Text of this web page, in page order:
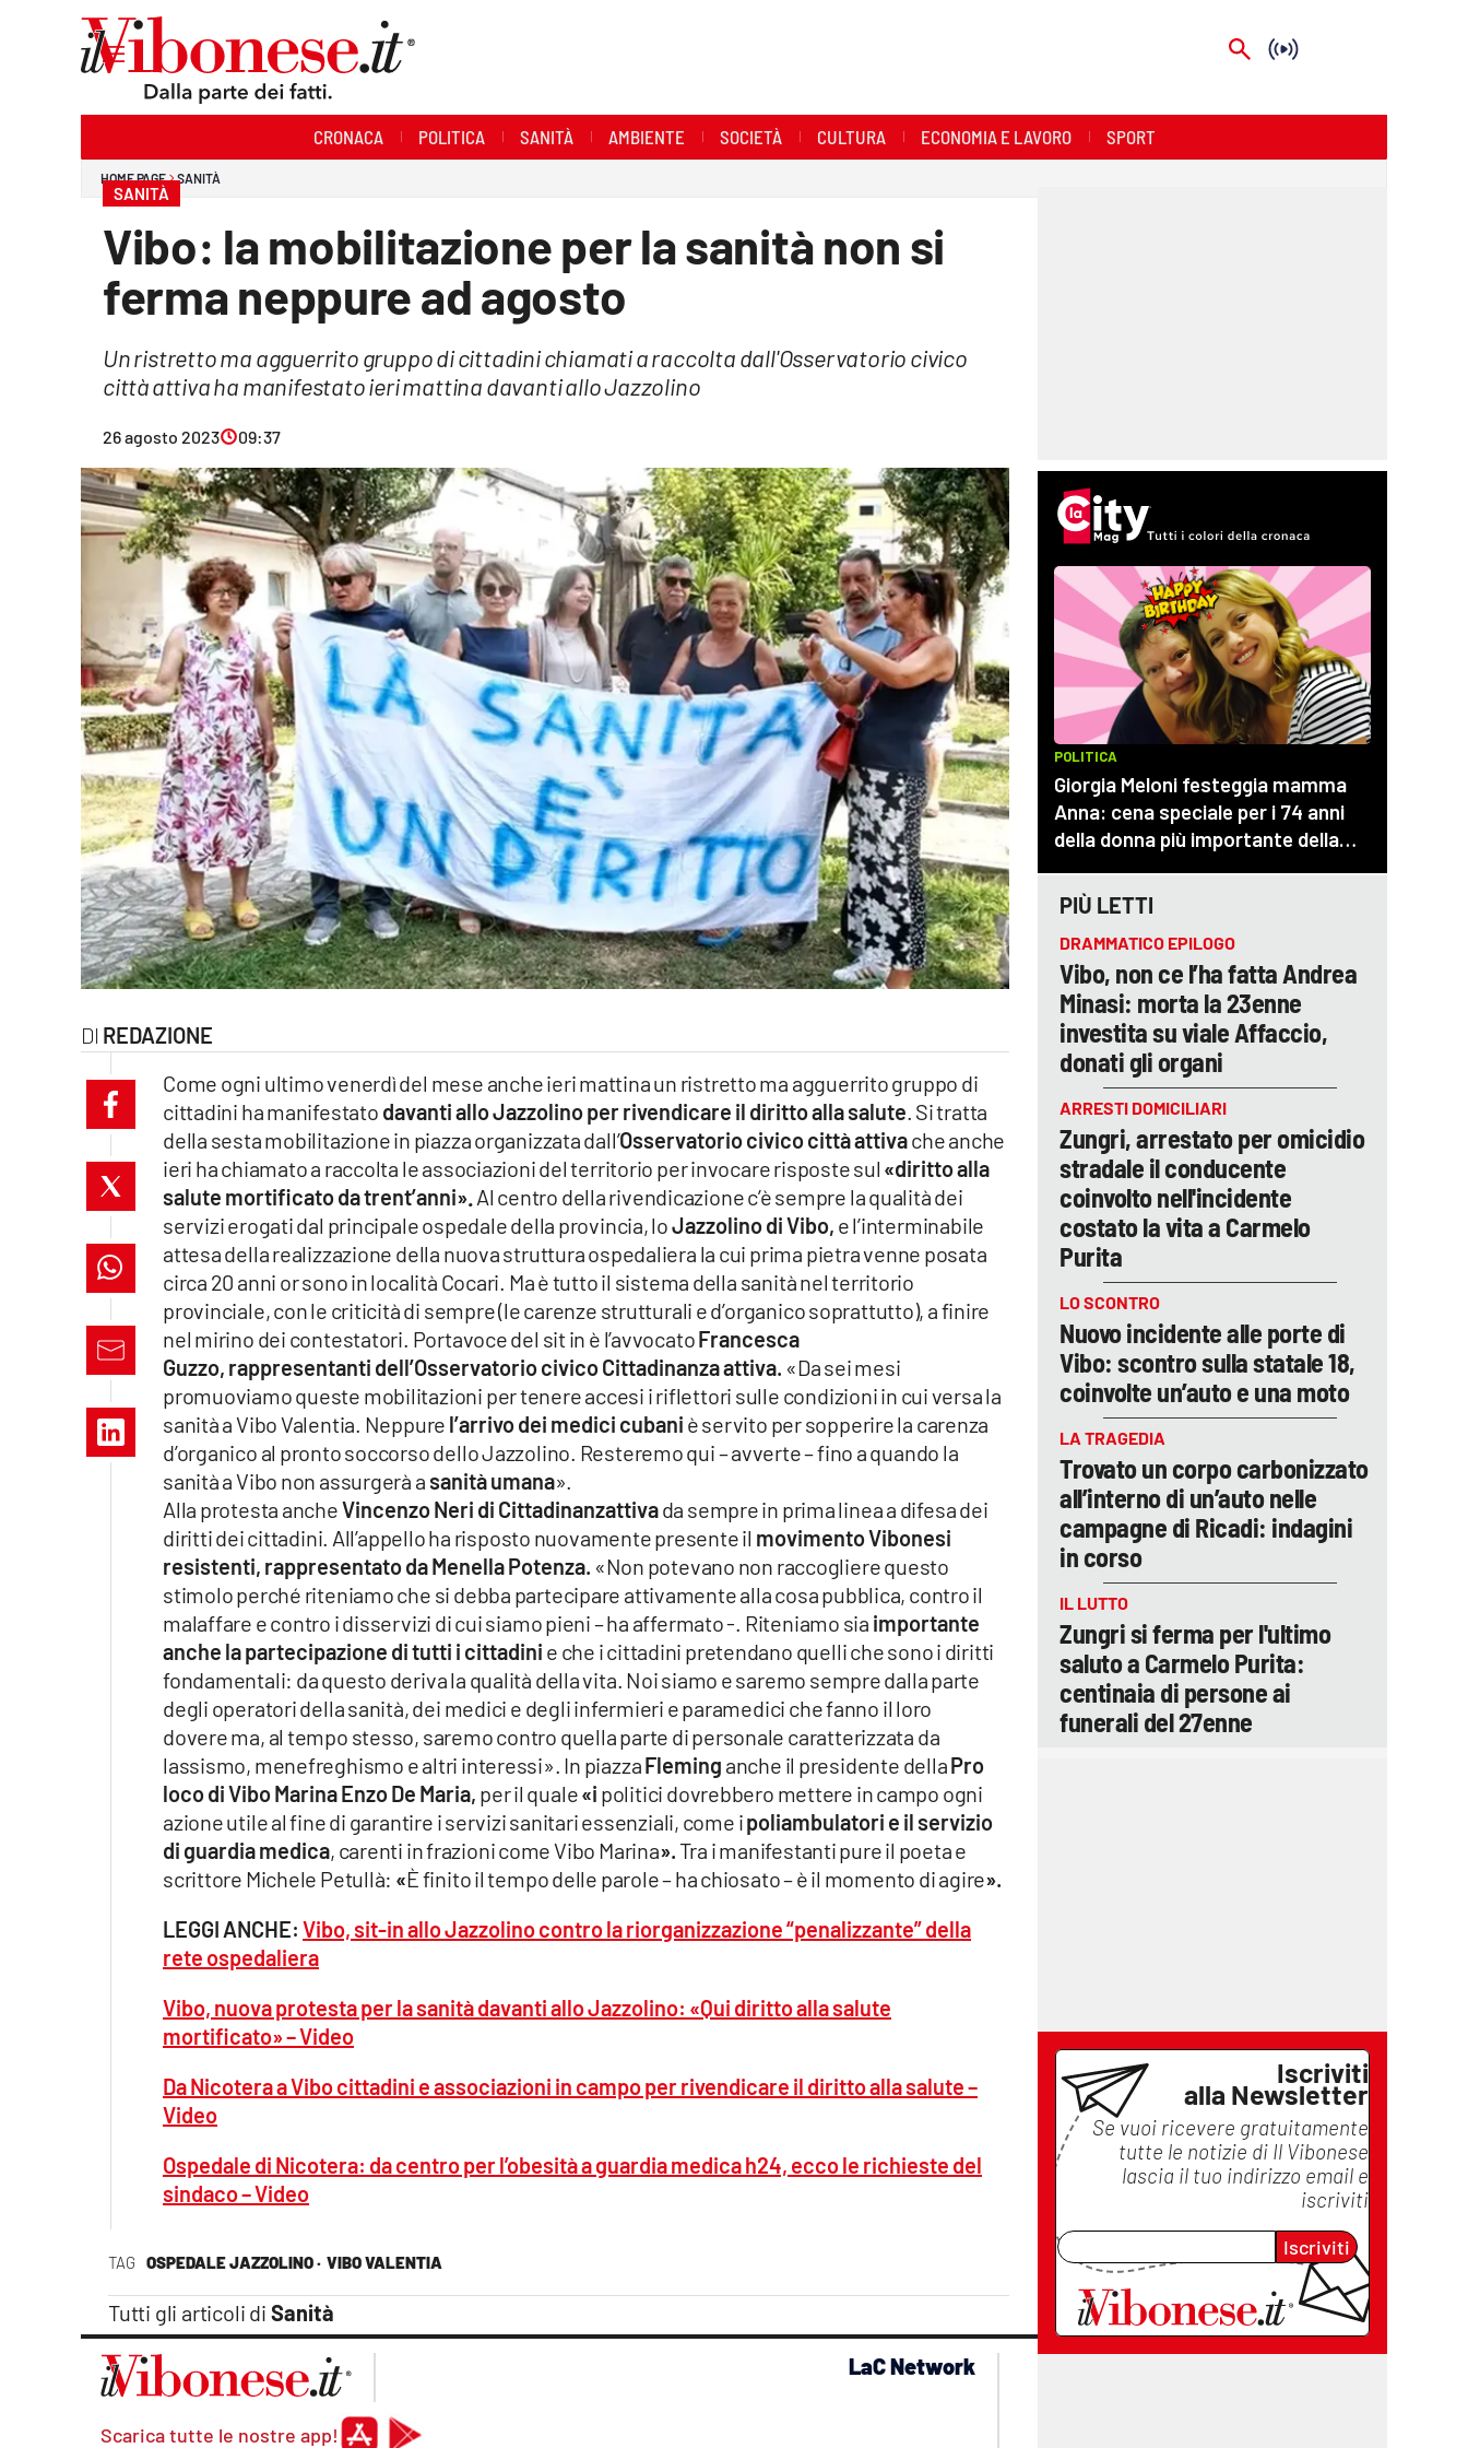
Streaming
Lac Network
lacitymag.it
cosenzachannel.it
ilvibonese.it
catanzarochannel.it
lacapitalenews.it
Vai
CRONACA POLITICA SANITÀ AMBIENTE SOCIETÀ CULTURA ECONOMIA E LAVORO SPORT
HOME PAGE SANITÀ
SANITÀ
Vibo: la mobilitazione per la sanità non si
ferma neppure ad agosto
Un ristretto ma agguerrito gruppo di cittadini chiamati a raccolta dall'Osservatorio civico
città attiva ha manifestato ieri mattina davanti allo Jazzolino
26 agosto 2023 09:37
REDAZIONE
TAG OSPEDALE JAZZOLINO · VIBO VALENTIA
Tutti gli articoli di Sanità
Come ogni ultimo venerdì del mese anche ieri mattina un ristretto ma agguerrito gruppo di
cittadini ha manifestato davanti allo Jazzolino per rivendicare il diritto alla salute. Si tratta
della sesta mobilitazione in piazza organizzata dall’Osservatorio civico città attivache anche
ieri ha chiamato a raccolta le associazioni del territorio per invocare risposte sul «diritto alla
salute mortificato da trent’anni».Al centro della rivendicazione c’è sempre la qualità dei
servizi erogati dal principale ospedale della provincia, loJazzolino di Vibo, e l’interminabile
attesa della realizzazione della nuova struttura ospedaliera la cui prima pietra venne posata
circa 20 anni or sono in località Cocari. Ma è tutto il sistema della sanità nel territorio
provinciale, con le criticità di sempre (le carenze strutturali e d’organico soprattutto), a finire
nel mirino dei contestatori. Portavoce del sit in è l’avvocatoFrancesca
Guzzo, rappresentanti dell’Osservatorio civico Cittadinanza attiva. «Da sei mesi
promuoviamo queste mobilitazioni per tenere accesi i riflettori sulle condizioni in cui versa la
sanità a Vibo Valentia. Neppure l’arrivo dei medici cubani è servito per sopperire la carenza
d’organico al pronto soccorso dello Jazzolino. Resteremo qui – avverte – fino a quando la
sanità a Vibo non assurgerà a sanità umana».
Alla protesta ancheVincenzo Neri di Cittadinanzattivada sempre in prima linea a difesa dei
diritti dei cittadini. All’appello ha risposto nuovamente presente il movimento Vibonesi
resistenti, rappresentato da Menella Potenza. «Non potevano non raccogliere questo
stimolo perché riteniamo che si debba partecipare attivamente alla cosa pubblica, contro il
malaffare e contro i disservizi di cui siamo pieni – ha affermato -. Riteniamo sia importante
anche la partecipazione di tutti i cittadini e che i cittadini pretendano quelli che sono i diritti
fondamentali: da questo deriva la qualità della vita. Noi siamo e saremo sempre dalla parte
degli operatori della sanità, dei medici e degli infermieri e paramedici che fanno il loro
dovere ma, al tempo stesso, saremo contro quella parte di personale caratterizzata da
lassismo, menefreghismo e altri interessi». In piazzaFleming anche il presidente dellaPro
loco di Vibo Marina Enzo De Maria, per il quale«i politici dovrebbero mettere in campo ogni
azione utile al fine di garantire i servizi sanitari essenziali, come ipoliambulatori e il servizio
di guardia medica, carenti in frazioni come Vibo Marina».Tra i manifestanti pure il poeta e
scrittore Michele Petullà: «È finito il tempo delle parole – ha chiosato – è il momento di agire».
LEGGI ANCHE: Vibo, sit-in allo Jazzolino contro la riorganizzazione “penalizzante” della
rete ospedaliera
Vibo, nuova protesta per la sanità davanti allo Jazzolino: «Qui diritto alla salute
mortificato» – Video
Da Nicotera a Vibo cittadini e associazioni in campo per rivendicare il diritto alla salute –
Video
Ospedale di Nicotera: da centro per l’obesità a guardia medica h24, ecco le richieste del
sindaco – Video
PIÙ LETTI
DRAMMATICO EPILOGO
Vibo, non ce l’ha fatta Andrea
Minasi: morta la 23enne
investita su viale Affaccio,
donati gli organi
ARRESTI DOMICILIARI
Zungri, arrestato per omicidio
stradale il conducente
coinvolto nell'incidente
costato la vita a Carmelo
Purita
LO SCONTRO
Nuovo incidente alle porte di
Vibo: scontro sulla statale 18,
coinvolte un’auto e una moto
LA TRAGEDIA
Trovato un corpo carbonizzato
all’interno di un’auto nelle
campagne di Ricadi: indagini
in corso
IL LUTTO
Zungri si ferma per l'ultimo
saluto a Carmelo Purita:
centinaia di persone ai
funerali del 27enne
Iscriviti
alla Newsletter
Se vuoi ricevere gratuitamente
tutte le notizie di Il Vibonese
lascia il tuo indirizzo email e
iscriviti
Iscriviti
Scarica tutte le nostre app!
LaC Network